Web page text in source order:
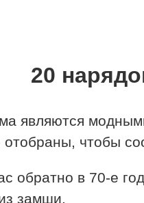
20
являются
чтобы
обратно в 70-е
замши.